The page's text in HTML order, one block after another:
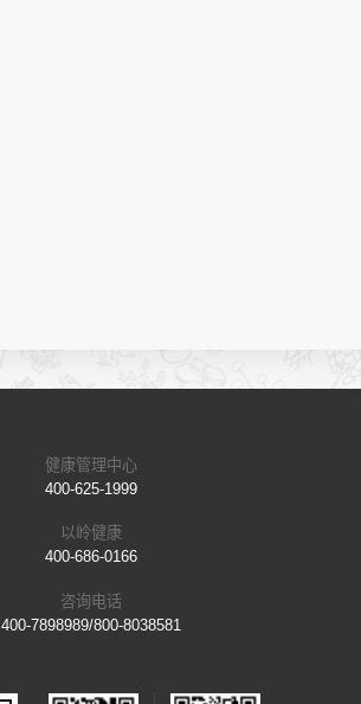
健康管理中心
400-625-1999
以岭健康
400-686-0166
咨询电话
400-7898989/800-8038581